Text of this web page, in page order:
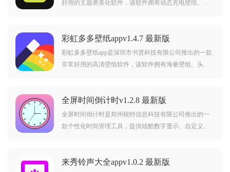
好用的主题类美化软件，该软件拥有动态充电壁纸、智
纸的朋友可以下载试试！
彩虹多多壁纸appv1.4.7 最新版
彩虹多多壁纸app是深圳市书贤科技有限公司推出的一款
非常好用的高清壁纸软件，该软件拥有海量壁纸、头
欢的朋友赶紧来下载吧！
全屏时间倒计时v1.2.8 最新版
全屏时间倒计时是郑州税特信息科技有限公司推出的一
款个性化时间管理工具，提供炫酷数字显示、自定义表
要错过了，赶紧下载体验吧！
来秀铃声大全appv1.0.2 最新版